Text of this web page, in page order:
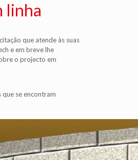
linha
que atende às suas
e em breve lhe
o projecto em
se encontram